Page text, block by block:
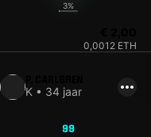
3%
0,0012 ETH
K • 34 jaar
99